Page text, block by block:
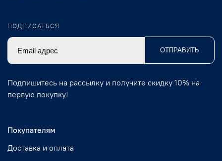
Покупателям
Доставка и оплата
ПОДПИСАТЬСЯ
ОТПРАВИТЬ
Подпишитесь на рассылку и получите скидку 10% на
первую покупку!